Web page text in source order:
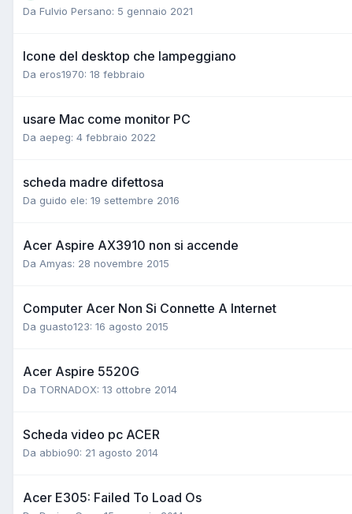
Da Fulvio Persano: 5 gennaio 2021
Icone del desktop che lampeggiano
Da eros1970: 18 febbraio
usare Mac come monitor PC
Da aepeg: 4 febbraio 2022
scheda madre difettosa
Da guido ele: 19 settembre 2016
Acer Aspire AX3910 non si accende
Da Amyas: 28 novembre 2015
Computer Acer Non Si Connette A Internet
Da guasto123: 16 agosto 2015
Acer Aspire 5520G
Da TORNADOX: 13 ottobre 2014
Scheda video pc ACER
Da abbio90: 21 agosto 2014
Acer E305: Failed To Load Os